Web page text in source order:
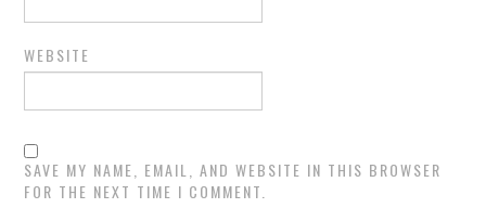
WEBSITE
SAVE MY NAME, EMAIL, AND WEBSITE IN THIS BROWSER
FOR THE NEXT TIME I COMMENT.